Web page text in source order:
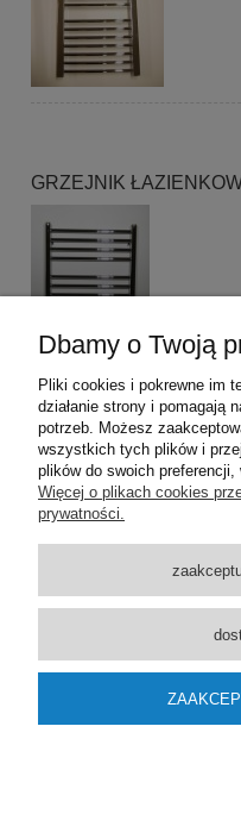
GRZEJNIK
GRZEJNIK
Dbamy o Twoją
Pliki cookies i pokrewne im
działanie strony i pomagają
potrzeb. Możesz
wszystkich tych plików i
plików do swoich
Więcej o plikach cookies
prywatności.